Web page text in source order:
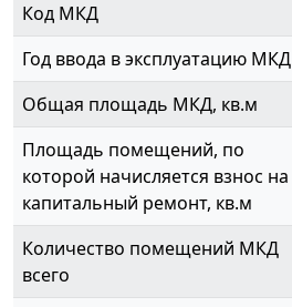
Код МКД
Год ввода в эксплуатацию МКД
Общая площадь МКД, кв.м
Площадь помещений, по
которой начисляется взнос на
капитальный ремонт, кв.м
Количество помещений МКД
всего